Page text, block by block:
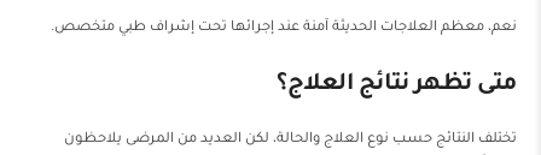
نعم، معظم العلاجات الحديثة آمنة عند إجرائها تحت إشراف طبي متخصص.
متى تظهر نتائج العلاج؟
تختلف النتائج حسب نوع العلاج والحالة، لكن العديد من المرضى يلاحظون